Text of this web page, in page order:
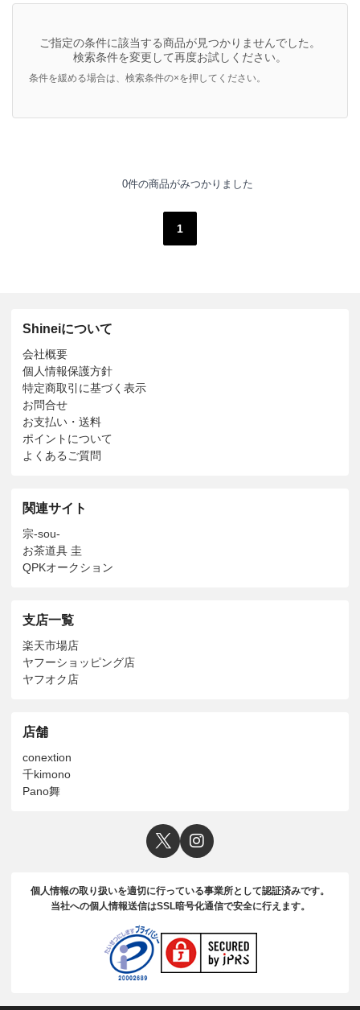
ご指定の条件に該当する商品が見つかりませんでした。
検索条件を変更して再度お試しください。
条件を緩める場合は、検索条件の×を押してください。
0件の商品がみつかりました
1
Shineiについて
会社概要
個人情報保護方針
特定商取引に基づく表示
お問合せ
お支払い・送料
ポイントについて
よくあるご質問
関連サイト
宗-sou-
お茶道具 圭
QPKオークション
支店一覧
楽天市場店
ヤフーショッピング店
ヤフオク店
店舗
conextion
千kimono
Pano舞
個人情報の取り扱いを適切に行っている事業所として認証済みです。
当社への個人情報送信はSSL暗号化通信で安全に行えます。